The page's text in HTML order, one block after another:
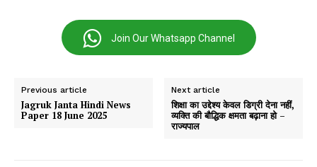
Join Our Whatsapp Channel
Previous article
Jagruk Janta Hindi News
Paper 18 June 2025
Next article
शिक्षा का उद्देश्य केवल डिग्री देना नहीं,
व्यक्ति की बौद्धिक क्षमता बढ़ाना हो –
राज्यपाल